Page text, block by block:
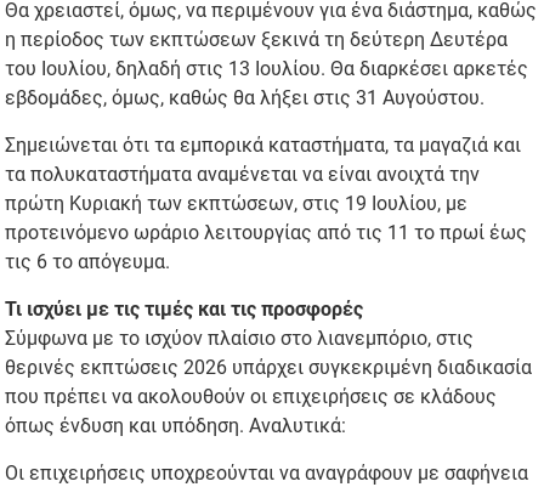
Θα χρειαστεί, όμως, να περιμένουν για ένα διάστημα, καθώς
η περίοδος των εκπτώσεων ξεκινά τη δεύτερη Δευτέρα
του Ιουλίου, δηλαδή στις 13 Ιουλίου. Θα διαρκέσει αρκετές
εβδομάδες, όμως, καθώς θα λήξει στις 31 Αυγούστου.
Σημειώνεται ότι τα εμπορικά καταστήματα, τα μαγαζιά και
τα πολυκαταστήματα αναμένεται να είναι ανοιχτά την
πρώτη Κυριακή των εκπτώσεων, στις 19 Ιουλίου, με
προτεινόμενο ωράριο λειτουργίας από τις 11 το πρωί έως
τις 6 το απόγευμα.
Τι ισχύει με τις τιμές και τις προσφορές
Σύμφωνα με το ισχύον πλαίσιο στο λιανεμπόριο, στις
θερινές εκπτώσεις 2026 υπάρχει συγκεκριμένη διαδικασία
που πρέπει να ακολουθούν οι επιχειρήσεις σε κλάδους
όπως ένδυση και υπόδηση. Αναλυτικά:
Οι επιχειρήσεις υποχρεούνται να αναγράφουν με σαφήνεια